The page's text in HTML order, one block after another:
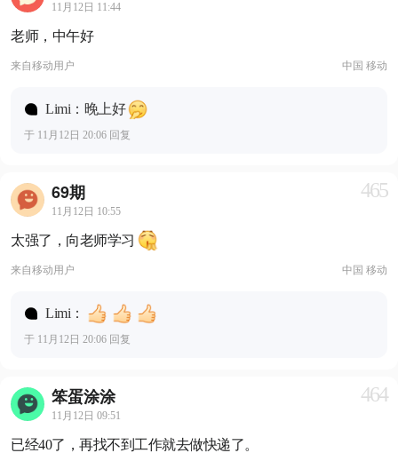
11月12日 11:44
老师，中午好
来自移动用户 中国 移动
Limi：晚上好
于 11月12日 20:06 回复
69期
11月12日 10:55
465
太强了，向老师学习
来自移动用户 中国 移动
Limi：
于 11月12日 20:06 回复
笨蛋涂涂
11月12日 09:51
464
已经40了，再找不到工作就去做快递了。